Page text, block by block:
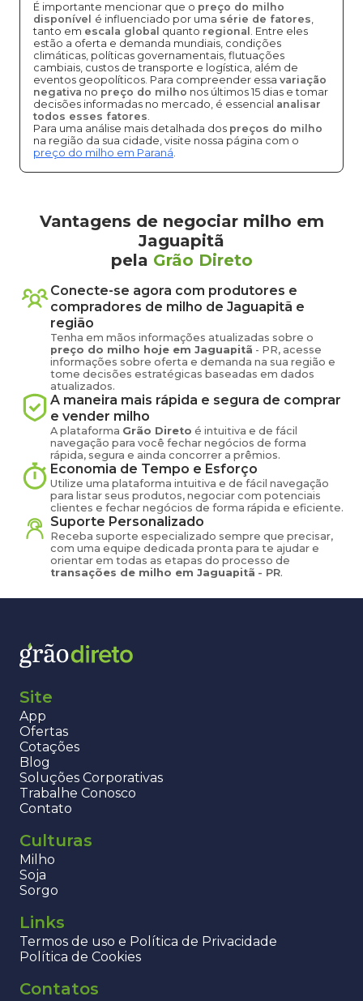
É importante mencionar que o preço do milho
disponível é influenciado por uma série de fatores,
tanto em escala global quanto regional . Entre eles
estão a oferta e demanda mundiais, condições
climáticas, políticas governamentais, flutuações
cambiais, custos de transporte e logística, além de
eventos geopolíticos. Para compreender essa variação
negativa no preço do milho nos últimos 15 dias e tomar
decisões informadas no mercado, é essencial analisar
todos esses fatores.
Para uma análise mais detalhada dos preços do milho
na região da sua cidade, visite nossa página com o
preço do milho em Paraná.
Vantagens de negociar milho em
Jaguapitã
pela Grão Direto
Conecte-se agora com produtores e
compradores de milho de Jaguapitã e
região
Tenha em mãos informações atualizadas sobre o
preço do milho hoje em Jaguapitã - PR, acesse
informações sobre oferta e demanda na sua região e
tome decisões estratégicas baseadas em dados
atualizados.
A maneira mais rápida e segura de comprar
e vender milho
A plataforma Grão Direto é intuitiva e de fácil
navegação para você fechar negócios de forma
rápida, segura e ainda concorrer a prêmios.
Economia de Tempo e Esforço
Utilize uma plataforma intuitiva e de fácil navegação
para listar seus produtos, negociar com potenciais
clientes e fechar negócios de forma rápida e eficiente.
Suporte Personalizado
Receba suporte especializado sempre que precisar,
com uma equipe dedicada pronta para te ajudar e
orientar em todas as etapas do processo de
transações de milho em Jaguapitã - PR.
Site
App
Ofertas
Cotações
Blog
Soluções Corporativas
Trabalhe Conosco
Contato
Culturas
Milho
Soja
Sorgo
Links
Termos de uso e Política de Privacidade
Política de Cookies
Contatos